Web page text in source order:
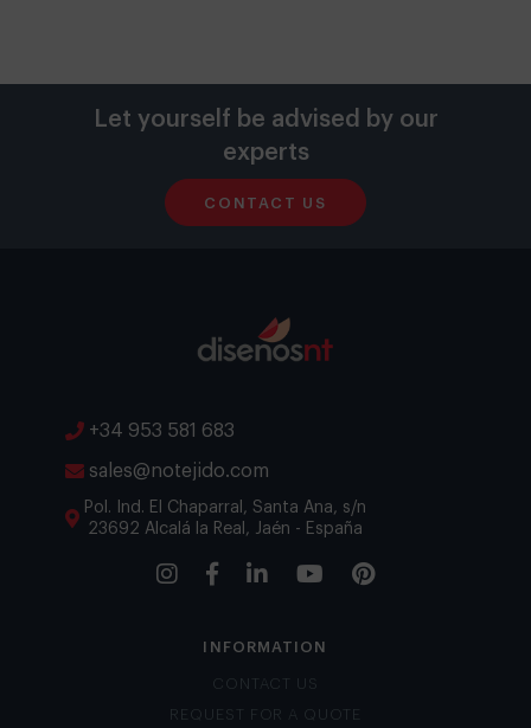
Let yourself be advised by our
experts
CONTACT US
+34 953 581 683
sales@notejido.com
Pol. Ind. El Chaparral, Santa Ana, s/n
23692 Alcalá la Real, Jaén - España
INFORMATION
CONTACT US
REQUEST FOR A QUOTE